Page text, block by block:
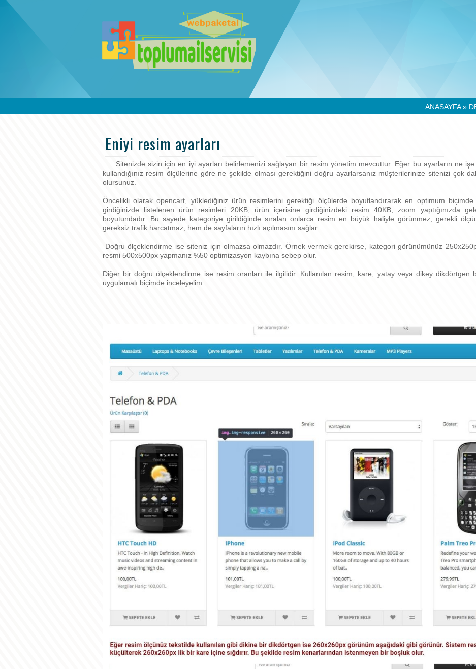
ANASAYFA»
Eniyi resim ayarları
Sitenizde sizin için en iyi ayarları belirlemenizi sağlayan bir resim yönetim mevcuttur. Eğer bu ayarların ne işe
kullandığınız resim ölçülerine göre ne şekilde olması gerektiğini doğru ayarlarsanız müşterilerinize sitenizi çok
olursunuz.
Öncelikli olarak opencart, yüklediğiniz ürün resimlerini gerektiği ölçülerde boyutlandırarak en optimum biçimde
girdiğinizde listelenen ürün resimleri 20KB, ürün içerisine girdiğinizdeki resim 40KB, zoom yaptığınızda
boyutundadır. Bu sayede kategoriye girildiğinde sıralan onlarca resim en büyük haliyle görünmez, gerekli
gereksiz trafik harcatmaz, hem de sayfaların hızlı açılmasını sağlar.
Doğru ölçeklendirme ise siteniz için olmazsa olmazdır. Örnek vermek gerekirse, kategori görünümünüz
resmi 500x500px yapmanız %50 optimizasyon kaybına sebep olur.
Diğer bir doğru ölçeklendirme ise resim oranları ile ilgilidir. Kullanılan resim, kare, yatay veya dikey dikdörtgen
uygulamalı biçimde inceleyelim.